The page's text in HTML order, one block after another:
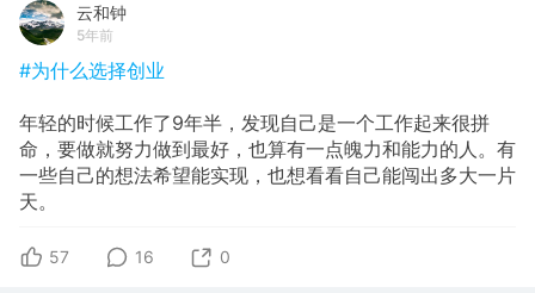
云和钟
5年前
#为什么选择创业
年轻的时候工作了9年半，发现自己是一个工作起来很拼
命，要做就努力做到最好，也算有一点魄力和能力的人。有
一些自己的想法希望能实现，也想看看自己能闯出多大一片
天。
57 16 0